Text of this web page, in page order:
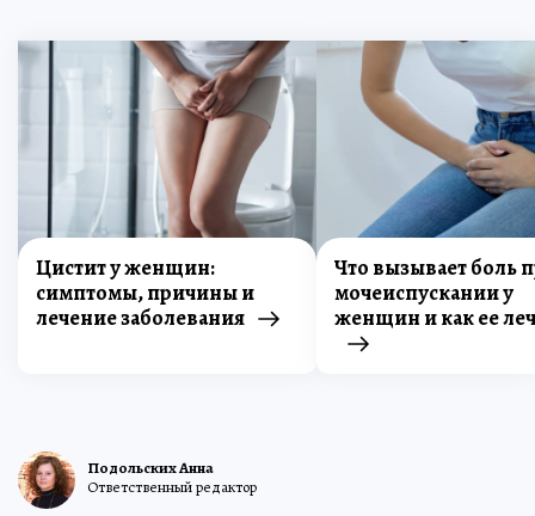
Цистит у женщин:
симптомы, причины и
лечение заболевания
Что вызывает боль
мочеиспускании у
женщин и как ее
Подольских Анна
Ответственный редактор